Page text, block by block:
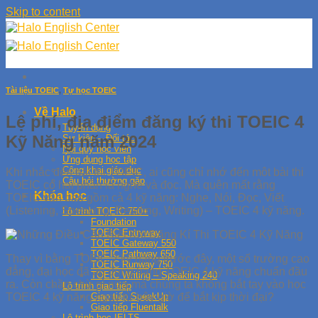
Skip to content
Về Halo
Tuyển dụng
Sự kiện – Đối tác
Nội quy học viên
Ứng dụng học tập
Công khai giáo dục
Câu hỏi thường gặp
Khóa học
Lộ trình TOEIC 750+
Foundation
TOEIC Entryway
TOEIC Gateway 550
TOEIC Pathway 650
TOEIC Runway 750
TOEIC Writing – Speaking 240
Lộ trình giao tiếp
Giao tiếp SpeakUp
Giao tiếp Fluentalk
Tài liệu TOEIC, Tự học TOEIC
Lệ phí, địa điểm đăng ký thi TOEIC 4
Kỹ Năng năm 2024
Khi nhắc đến bài thi TOEIC, ai cũng chỉ nhớ đến môt bài thi
TOEIC có hai phần là nghe và đọc. Mà quên mất rằng
TOEIC vẫn bao gồm cả 4 kỹ năng: Nghe, Nói, Đọc, Viết
(Listening, Speaking, Reading, Writing) – TOEIC 4 kỹ năng.
Thay vì bằng TOEIC 2 kỹ năng trước đây, một số trường cao
đẳng, đại học đã áp dụng bằng TOEIC 4 kỹ năng chuẩn đầu
ra. Còn chần chừ gì nữa mà chúng ta không bắt tay vào học
TOEIC 4 kỹ năng ngay từ bây giờ để bắt kịp thời đại?